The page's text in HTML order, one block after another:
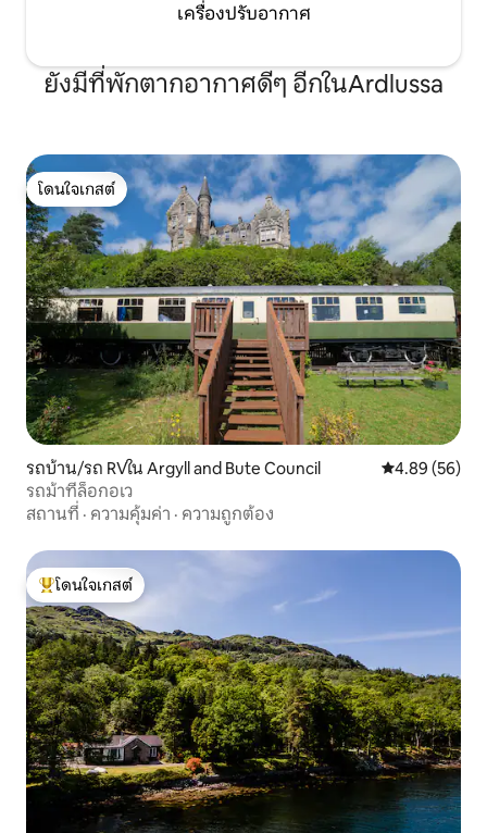
เครื่องปรับอากาศ
ยังมีที่พักตากอากาศดีๆ อีกในArdlussa
โดนใจเกสต์
โดนใจเกสต์
รถบ้าน/รถ RVใน Argyll and Bute Council คะแนนเฉลี่ย
4.89 (56)
รถม้าที่ล็อกอเว
สถานที่ · ความคุ้มค่า · ความถูกต้อง
โดนใจเกสต์ที่สุด
โดนใจเกสต์